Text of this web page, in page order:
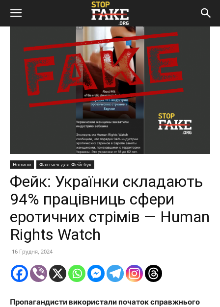
Новини Фактчек для Фейсбук
Фейк: Українки складають
94% працівниць сфери
еротичних стрімів — Human
Rights Watch
16 Грудня, 2024
Пропагандисти використали початок справжнього